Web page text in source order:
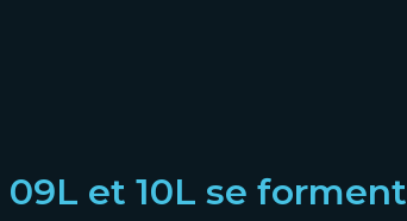
09L et 10L se forment